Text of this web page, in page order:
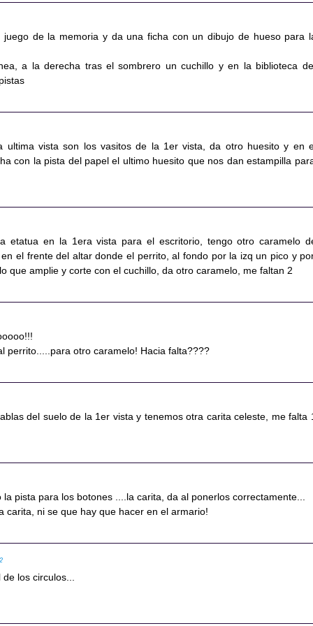
de la memoria y da una ficha con un dibujo de hueso para
a la derecha tras el sombrero un cuchillo y en la biblioteca
ultima vista son los vasitos de la 1er vista, da otro huesito y en
con la pista del papel el ultimo huesito que nos dan estampilla
etatua en la 1era vista para el escritorio, tengo otro caramelo
el frente del altar donde el perrito, al fondo por la izq un pico y
que amplie y corte con el cuchillo, da otro caramelo, me faltan 2
perrito.....para otro caramelo! Hacia falta????
del suelo de la 1er vista y tenemos otra carita celeste, me falta
pista para los botones ....la carita, da al ponerlos correctamente...
carita, ni se que hay que hacer en el armario!
los circulos...